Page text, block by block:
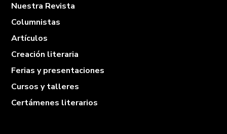
Nuestra Revista
Columnistas
Artículos
Creación literaria
Ferias y presentaciones
Cursos y talleres
Certámenes literarios